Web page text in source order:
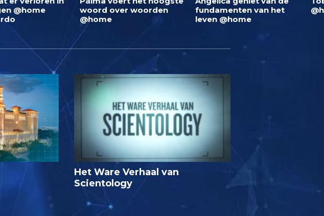
@home
woord over woorden
@home
fundamenten van het
leven @home
Het Ware Verhaal van
Scientology